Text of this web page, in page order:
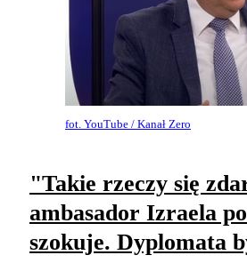
fot. YouTube / Kanał Zero
"Takie rzeczy się
ambasador Izraela
szokuje. Dyplomata